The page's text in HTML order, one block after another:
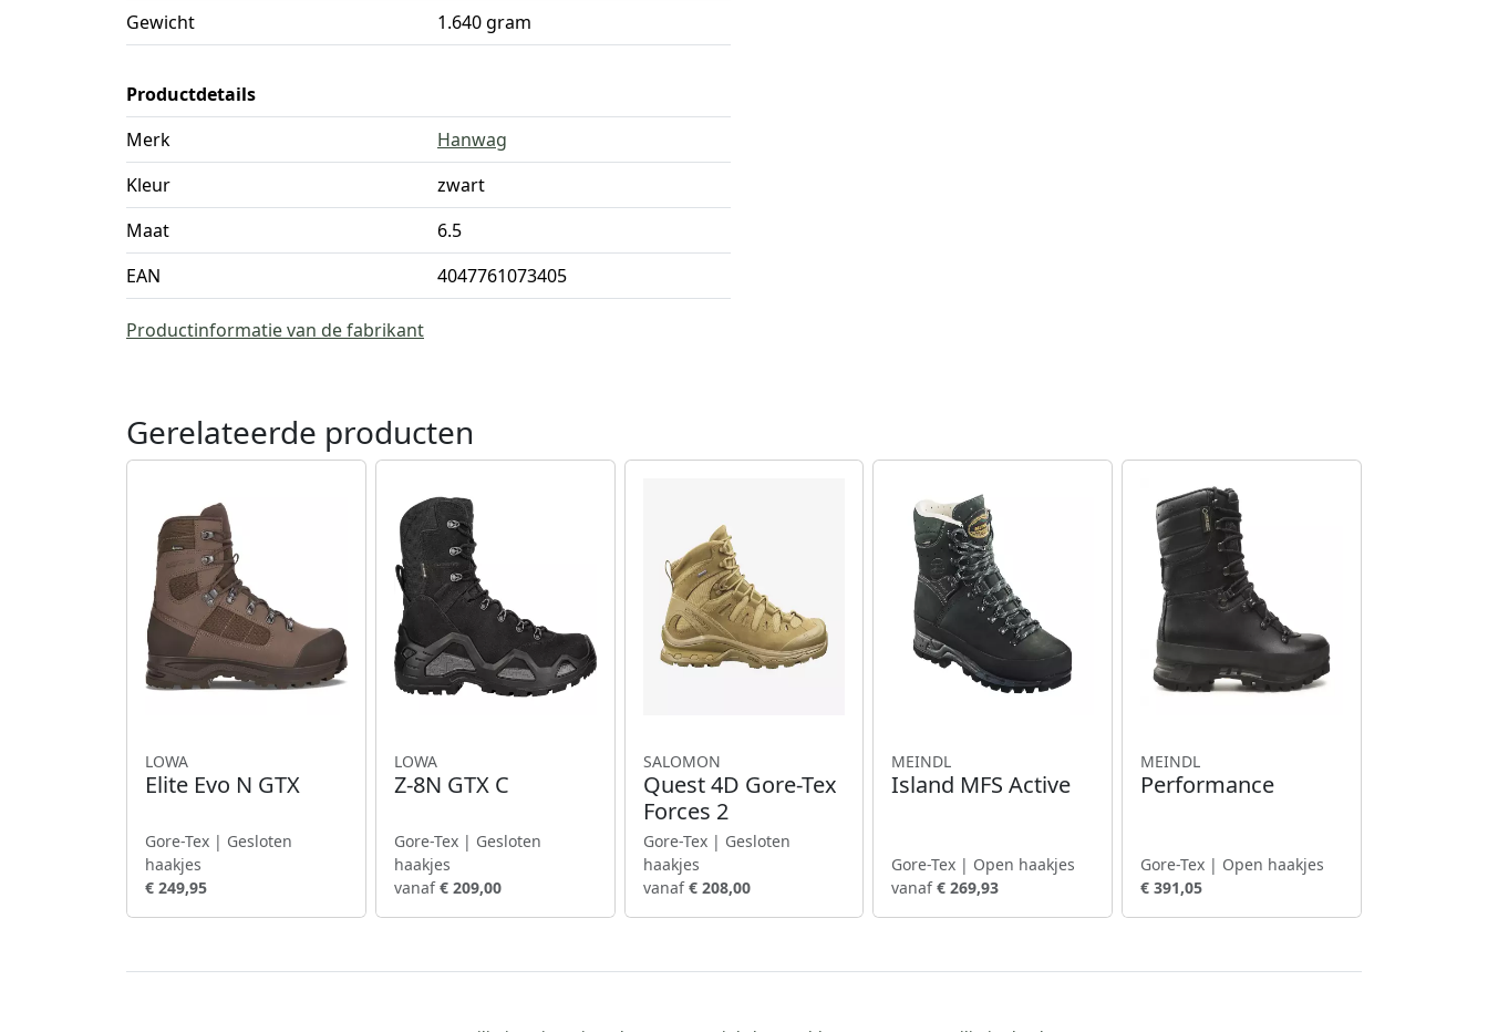
Gewicht
1.640 gram
Productdetails
Merk
Hanwag
Kleur
zwart
Maat
6.5
EAN
4047761073405
Productinformatie van de fabrikant
Gerelateerde producten
LOWA
Elite Evo N GTX
Gore-Tex | Gesloten
haakjes
€ 249,95
LOWA
Z-8N GTX C
Gore-Tex | Gesloten
haakjes
vanaf€ 209,00
SALOMON
Quest 4D Gore-Tex
Forces 2
Gore-Tex | Gesloten
haakjes
vanaf€ 208,00
MEINDL
Island MFS Active
Gore-Tex | Open haakjes
vanaf€ 269,93
MEINDL
Performance
Gore-Tex | Open haakjes
€ 391,05